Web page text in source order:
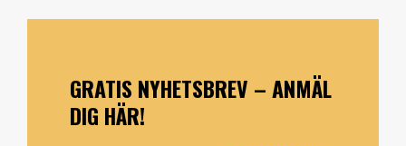
GRATIS NYHETSBREV – ANMÄL
DIG HÄR!